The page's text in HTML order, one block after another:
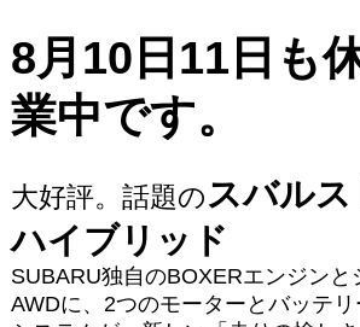
8月10日11日も
業中です。
大好評。話題のスバル
ハイブリッド
SUBARU独自のBOXERエンジンと
AWDに、2つのモーターとバッテ